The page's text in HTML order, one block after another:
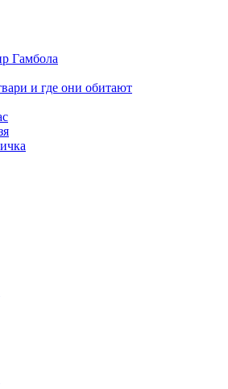
Гамбола
и где они обитают